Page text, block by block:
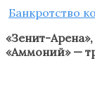
Банкротство
«Зенит-
«Аммоний» —